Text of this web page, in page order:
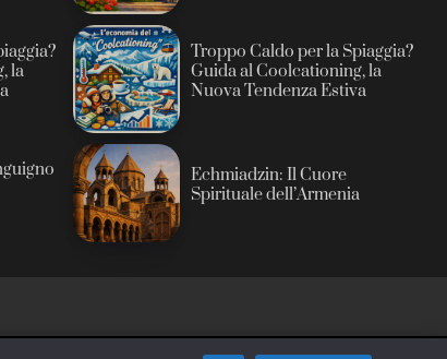
la
Troppo Caldo per la Spiaggia?
Guida al Coolcationing, la
Nuova Tendenza Estiva
Echmiadzin: Il Cuore
Spirituale dell’Armenia